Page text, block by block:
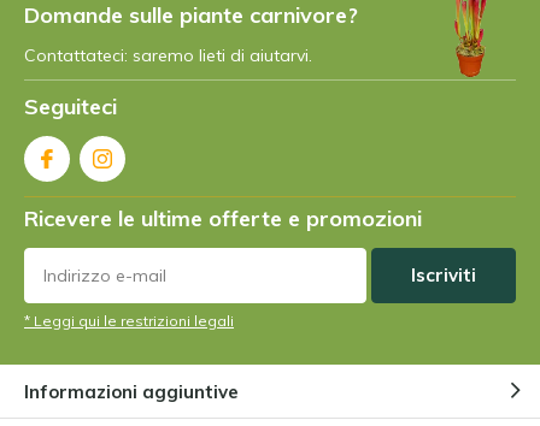
Domande sulle piante carnivore?
Contattateci: saremo lieti di aiutarvi.
Seguiteci
Ricevere le ultime offerte e promozioni
Iscriviti
* Leggi qui le restrizioni legali
Informazioni aggiuntive